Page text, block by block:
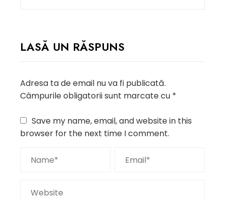
LASĂ UN RĂSPUNS
Adresa ta de email nu va fi publicată.
Câmpurile obligatorii sunt marcate cu *
Save my name, email, and website in this
browser for the next time I comment.